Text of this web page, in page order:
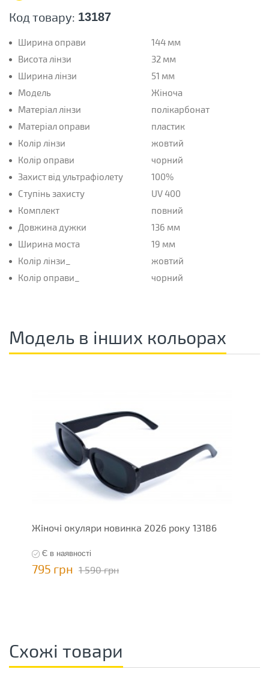
Код товару: 13187
Ширина оправи
144 мм
Висота лінзи
32 мм
Ширина лінзи
51 мм
Модель
Жіноча
Матеріал лінзи
полікарбонат
Матеріал оправи
пластик
Колір лінзи
жовтий
Колір оправи
чорний
Захист від ультрафіолету
100%
Ступінь захисту
UV 400
Комплект
повний
Довжина дужки
136 мм
Ширина моста
19 мм
Колір лінзи_
жовтий
Колір оправи_
чорний
Модель в інших кольорах
Жіночі окуляри новинка 2026 року 13186
Є в наявності
795 грн 1 590 грн
Схожі товари